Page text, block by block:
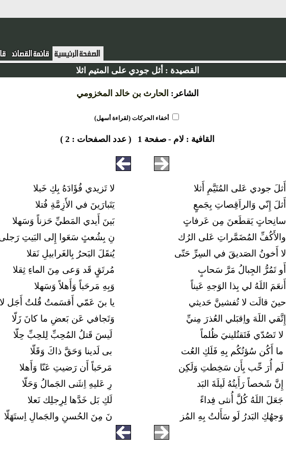
القصيدة : أثل جودي على المتيم اثلا
الشاعر: الحارث بن خالد المخزومي
أخفاء الحركات (لقراءة أسهل)
القافية : لام - صفحة 1 ( عدد الصفحات : 2 )
أَثلَ جودي عَلى المُتَيَّمِ أَثلا
لا تَزيدي فُؤَادَهُ بِكِ خَبلا
أَثلَ إِنّي وَالراَقِصاتِ بِجَمعٍ
يَتَبارَينَ في الأَزِمَّةِ فُتلا
سانِحاتٍ يَقطَعنَ مِن عَرفاتٍ
بَينَ أَيدي المَطيِّ حَزناً وَسَهلا
والأَكُفِّ المُضَمَّراتِ عَلى الرُك
نِ بِشُعثٍ سَعَوا إِلى البَيتِ
لا أَخونُ الصَديقَ في السِرِّ حَتّى
يُنقَلَ البَحرُ بِالغَرابيلِ نَقلا
أَو تَمُرُّ الجِبالُ مَرَّ سَحابٍ
مُرتَقٍ قَد وَعى مِنَ الماءِ ثِقلا
أَنعَمَ اللَهُ لي بِذا الوَجهِ عَيناً
وَبِهِ مَرحَباً وَأَهلاً وَسَهلا
حينَ قالَت لا تُفشينَّ حَديثي
يا بنَ عَمّي أَقسَمتُ قُلتُ أَجَل لا
إِتَّقي اللَهَ واِقبَلي العُذرَ مِنيِّ
وَتَجافي عَن بَعضِ ما كانَ زَلّا
لا تَصُدّي فَتَقتُلينيَ ظُلماً
لَيسَ قَتلُ المُحِبِّ لِلحِبِّ حِلّا
ما أَكُن سُؤتُكُم بِهِ فَلَكِ العُت
بى لَدينا وَحَقَّ ذاكَ وَقَلّا
لَم أُرَ حِّب بِأَن سَخِطتِ وَلَكِن
مَرحَباً أَن رَضيتِ عَنّا وَأَهلا
إِنَّ شَخصاً رَأَيتُهُ لَيلَةَ البَد
رِ عَليهِ اِنثَنى الجَمالُ وَحَلّا
جَعَلَ اللَهُ كُلَّ أُنثى فِداءً
لَكِ بَل خَدَّها لِرِجلِك نَعلا
وَجهُكِ البَدرُ لَو سَأَلتُ بِهِ المُز نَ مِنَ الحُسنِ والجَمالِ اِستَهَلّا